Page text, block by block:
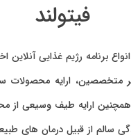
فیتولند
برنامه رژیم غذایی آنلاین
متخصصین، ارایه محصولات
ارایه طیف وسیعی از
سالم از قبیل درمان های